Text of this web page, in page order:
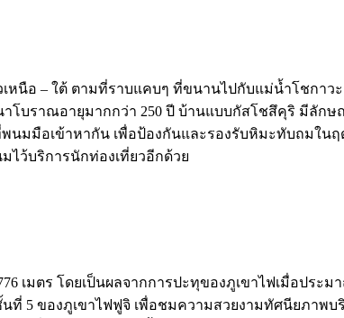
หนือ – ใต้ ตามที่ราบแคบๆ ที่ขนานไปกับแม่น้ำโชกาว
บราณอายุมากกว่า 250 ปี บ้านแบบกัสโชสึคุริ มีลักษ
มมือเข้าหากัน เพื่อป้องกันและรองรับหิมะทับถมในฤ
ไว้บริการนักท่องเที่ยวอีกด้วย
เมตร โดยเป็นผลจากการปะทุของภูเขาไฟเมื่อประม
5 ของภูเขาไฟฟูจิ เพื่อชมความสวยงามทัศนียภาพบ